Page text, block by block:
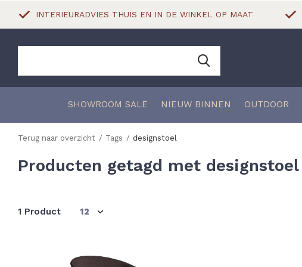
SHOWROOM SALE NIEUW BINNEN OUTDOOR
INTERIEURADVIES THUIS EN IN DE WINKEL OP MAAT
Terug naar overzicht Tags designstoel
Producten getagd met designstoel
1 Product